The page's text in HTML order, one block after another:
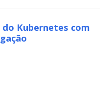
Kubernetes com